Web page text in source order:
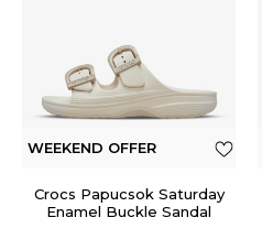
WEEKEND OFFER
Crocs Papucsok Saturday
Enamel Buckle Sandal